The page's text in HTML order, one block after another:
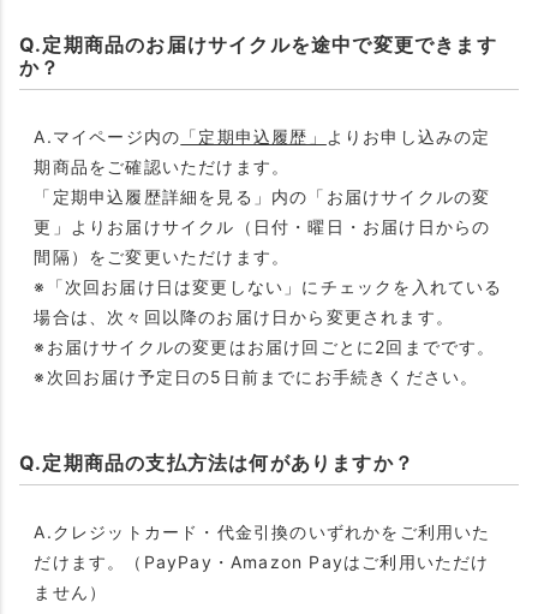
Q.定期商品のお届けサイクルを途中で変更できます
か？
A.マイページ内の 「定期申込履歴」
よりお申し込みの定
期商品をご確認いただけます。
「定期申込履歴詳細を見る」内の「お届けサイクルの変
更」よりお届けサイクル（日付・曜日・お届け日からの
間隔）をご変更いただけます。
※「次回お届け日は変更しない」にチェックを入れている
場合は、次々回以降のお届け日から変更されます。
※お届けサイクルの変更はお届け回ごとに2回までです。
※次回お届け予定日の5日前までにお手続きください。
Q.定期商品の支払方法は何がありますか？
A.クレジットカード・代金引換のいずれかをご利用いた
だけます。（PayPay・Amazon Payはご利用いただけ
ません）